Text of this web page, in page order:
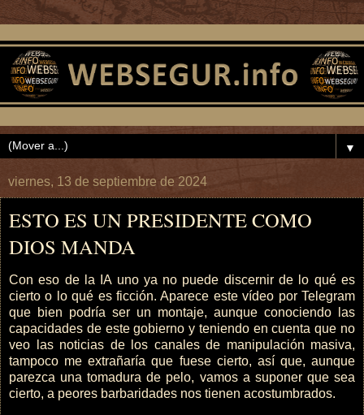
▼
viernes, 13 de septiembre de 2024
ESTO ES UN PRESIDENTE COMO
DIOS MANDA
Con eso de la IA uno ya no puede discernir de lo qué es
cierto o lo qué es ficción. Aparece este vídeo por Telegram
que bien podría ser un montaje, aunque conociendo las
capacidades de este gobierno y teniendo en cuenta que no
veo las noticias de los canales de manipulación masiva,
tampoco me extrañaría que fuese cierto, así que, aunque
parezca una tomadura de pelo, vamos a suponer que sea
cierto, a peores barbaridades nos tienen acostumbrados.